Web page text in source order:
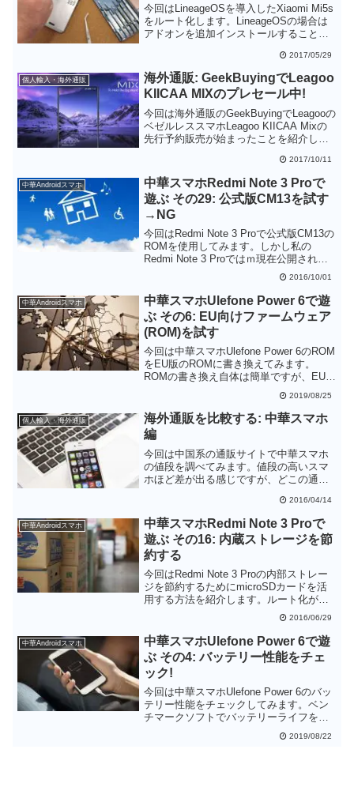
今回はLineageOSを導入したXiaomi Mi5s
をルート化します。LineageOSの場合は
アドオンを追加インストールすることで
のアドオンを使うとルート化が
LineageOSの設定メニューからルート権
限の制御ができるようになります。
2017/05/29
個人輸入・海外通販
海外通販: GeekBuyingでLeagoo
KIICAA MIXのプレセール中!
今回は海外通販のGeekBuyingでLeagooの
ベゼルレススマホLeagoo KIICAA Mixの
先行予約販売が始まったことを紹介しま
らフルHDのディスプレイを備えたベゼル
レスデザインのスマートフォンです。一
部センサーが省略されていたりします
が、はやりのデザインのスマホを試して
みたいという方には良いかもしれませ
ん。
2017/10/11
中華Androidスマホ
中華スマホRedmi Note 3 Proで
遊ぶ その29: 公式版CM13を試す
→NG
今回はRedmi Note 3 Proで公式版CM13の
ROMを使用してみます。しかし私の
Redmi Note 3 Proではｍ現在公開されて
いるROMでは指紋認証が使うことができ
ませんでした。指紋認証は必要なので、
結局UnofficialのCM13 + Fingerprint patch
に戻してしまいました。
2016/10/01
中華Androidスマホ
中華スマホUlefone Power 6で遊
ぶ その6: EU向けファームウェア
(ROM)を試す
今回は中華スマホUlefone Power 6のROM
をEU版のROMに書き換えてみます。
ROMの書き換え自体は簡単ですが、EU版
のROMに変えても非EU版のROMとの違
いがよくわかりませんでした。非EU版と
EU版の間を行ったり来たりすることがで
きることはわかりましたが、あえてEU版
のROMに書き換えてもメリットはなさそ
うです。
2019/08/25
個人輸入・海外通販
海外通販を比較する: 中華スマホ
編
今回は中国系の通販サイトで中華スマホ
の値段を調べてみます。値段の高いスマ
ホほど差が出る感じですが、どこの通販
となりました。各サイトとも不定期にセ
ールもあるので、狙ったスマホがある場
合はこまめに各サイトをチェックするの
がよさそうです。
2016/04/14
中華Androidスマホ
中華スマホRedmi Note 3 Proで
遊ぶ その16: 内蔵ストレージを節
約する
今回はRedmi Note 3 Proの内部ストレー
ジを節約するためにmicroSDカードを活
用する方法を紹介します。ルート化が必
須になりますが、Link2SDを使うとアプ
リもmicroSDに移せるようになり、かな
り自由度が広がります。このためだけで
もルート化する意味があるといえるかも
しれません。
2016/06/29
中華Androidスマホ
中華スマホUlefone Power 6で遊
ぶ その4: バッテリー性能をチェ
ック!
今回は中華スマホUlefone Power 6のバッ
テリー性能をチェックしてみます。ベン
チマークソフトでバッテリーライフを測
定したところ、6350mAhの大容量のバッ
テリーのおかげで13時間以上の安定的な
2019/08/22